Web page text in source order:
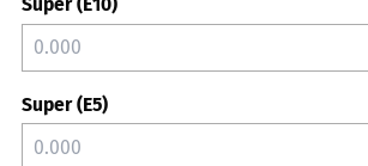
Super (E5)